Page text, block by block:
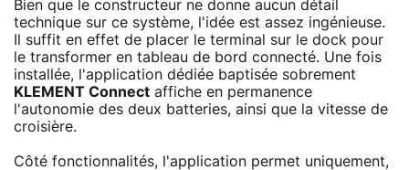
Bien que le constructeur ne donne aucun détail
technique sur ce système, l'idée est assez ingénieuse.
Il suffit en effet de placer le terminal sur le dock pour
le transformer en tableau de bord connecté. Une fois
installée, l'application dédiée baptisée sobrement
KLEMENT Connect affiche en permanence
l'autonomie des deux batteries, ainsi que la vitesse de
croisière.
Côté fonctionnalités, l'application permet uniquement,